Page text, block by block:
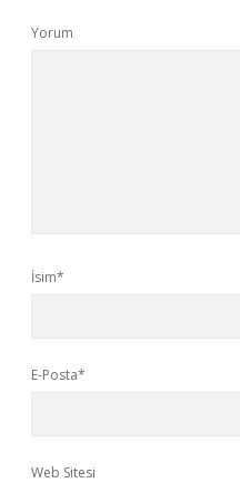
Yorum
İsim*
E-Posta*
Web Sitesi